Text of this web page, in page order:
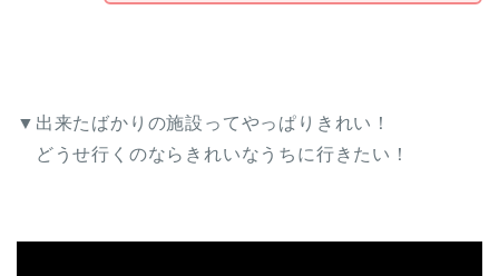
▼出来たばかりの施設ってやっぱりきれい！
どうせ行くのならきれいなうちに行きたい！